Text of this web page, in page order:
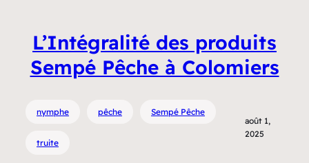
L’Intégralité des produits
Sempé Pêche à Colomiers
nymphe pêche Sempé Pêche
truite
août 1,
2025